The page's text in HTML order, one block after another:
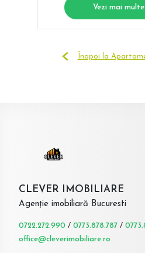
Vezi mai
Înapoi la
CLEVER IMOBILIARE
Agenție imobiliară Bucuresti
0722.272.990 / 0773.878.787 /
office@cleverimobiliare.ro